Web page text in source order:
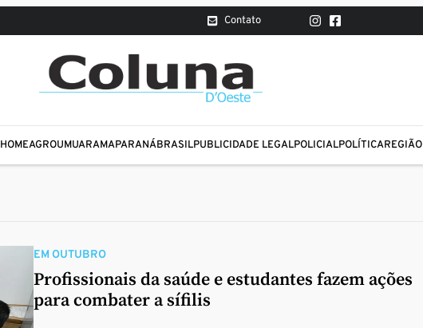
Contato
HOMEAGROUMUARAMAPARANÁBRASILPUBLICIDADE LEGALPOLICIALPOLÍTICAREGIÃO
EM OUTUBRO
Profissionais da saúde e estudantes fazem ações
para combater a sífilis